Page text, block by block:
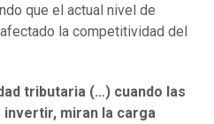
que el actual nivel de
la competitividad del
tributaria (…) cuando las
miran la carga